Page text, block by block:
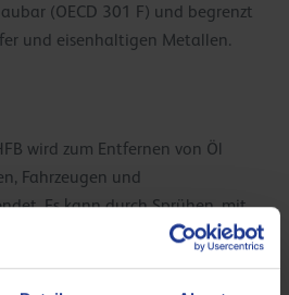
(OECD 301 F) und begrenzt
und eisenhaltigen Metallen.
wird zum Entfernen von Öl
Fahrzeugen und
Es kann durch Sprühen, mit
aufgetragen werden. Q8